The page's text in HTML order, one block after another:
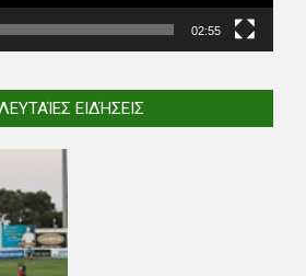
02:55
ΕΙΔΉΣΕΙΣ